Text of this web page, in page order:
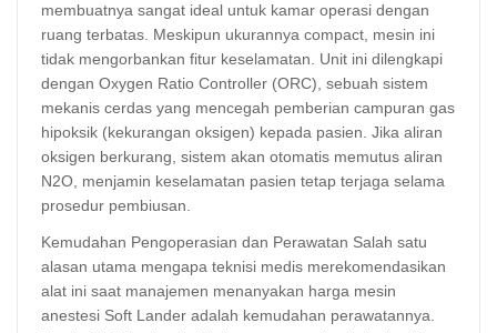
membuatnya sangat ideal untuk kamar operasi dengan
ruang terbatas. Meskipun ukurannya compact, mesin ini
tidak mengorbankan fitur keselamatan. Unit ini dilengkapi
dengan Oxygen Ratio Controller (ORC), sebuah sistem
mekanis cerdas yang mencegah pemberian campuran gas
hipoksik (kekurangan oksigen) kepada pasien. Jika aliran
oksigen berkurang, sistem akan otomatis memutus aliran
N2O, menjamin keselamatan pasien tetap terjaga selama
prosedur pembiusan.
Kemudahan Pengoperasian dan Perawatan Salah satu
alasan utama mengapa teknisi medis merekomendasikan
alat ini saat manajemen menanyakan harga mesin
anestesi Soft Lander adalah kemudahan perawatannya.